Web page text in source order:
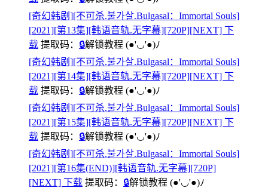
[奇幻韩剧][不可杀.불가살.Bulgasal：Immortal Souls]
[2021][第13集][韩语音轨.无字幕][720P][NEXT] 下
载 提取码： 🔒解锁教程 (●'◡'●)ﾉ
[奇幻韩剧][不可杀.불가살.Bulgasal：Immortal Souls]
[2021][第14集][韩语音轨.无字幕][720P][NEXT] 下
载 提取码： 🔒解锁教程 (●'◡'●)ﾉ
[奇幻韩剧][不可杀.불가살.Bulgasal：Immortal Souls]
[2021][第15集][韩语音轨.无字幕][720P][NEXT] 下
载 提取码： 🔒解锁教程 (●'◡'●)ﾉ
[奇幻韩剧][不可杀.불가살.Bulgasal：Immortal Souls]
[2021][第16集(END)][韩语音轨.无字幕][720P]
[NEXT] 下载 提取码： 🔒解锁教程 (●'◡'●)ﾉ